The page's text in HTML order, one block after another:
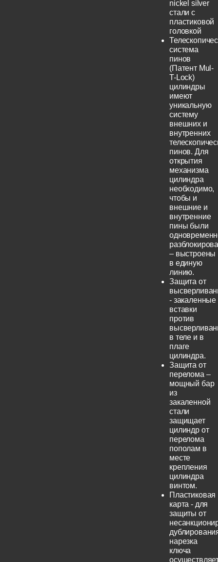
nickel silver
стали с
пластиковой
головкой
система
пинов
(Патент Mul-
T-Lock)
цилиндры
имеют
уникальную
систему
внешних и
внутренних
пинов. Для
открытия
механизма
цилиндра
необходимо,
чтобы и
внешние и
внутренние
пины были
– выстроены
в единую
линию.
Защита от
- закаленные
вставки
против
в теле и в
плаге
цилиндра.
Защита от
перелома –
мощный бар
из
закаленной
стали
защищает
цилиндр от
перелома
пополам в
месте
крепления
цилиндра
винтом.
Пластиковая
карта - для
защиты от
нарезка
ключа